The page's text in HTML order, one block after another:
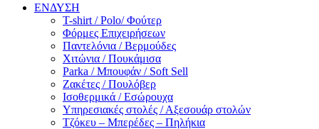
ΕΝΔΥΣΗ
T-shirt / Polo/ Φούτερ
Φόρμες Επιχειρήσεων
Παντελόνια / Βερμούδες
Χιτώνια / Πουκάμισα
Parka / Μπουφάν / Soft Sell
Ζακέτες / Πουλόβερ
Ισοθερμικά / Εσώρουχα
Υπηρεσιακές στολές / Αξεσουάρ στολών
Τζόκευ – Μπερέδες – Πηλήκια